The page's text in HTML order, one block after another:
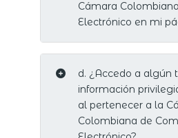
Cámara
Electrónico en mi
d. ¿Accedo a algún
información
al pertenecer a la
Colombiana de